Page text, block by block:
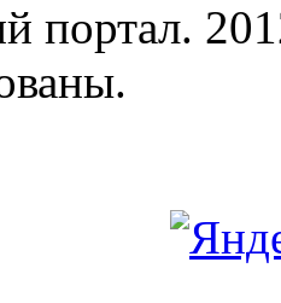
портал.